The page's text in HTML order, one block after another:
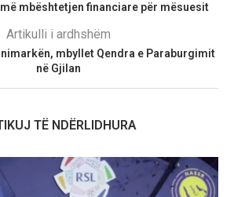
mbështetjen financiare për mësuesit
Artikulli i ardhshëm
mbyllet Qendra e Paraburgimit
në Gjilan
TË NDËRLIDHURA